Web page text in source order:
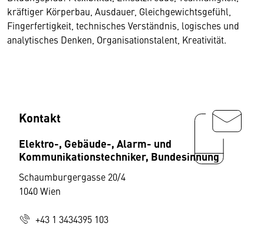
kräftiger Körperbau, Ausdauer, Gleichgewichtsgefühl,
Fingerfertigkeit, technisches Verständnis, logisches und
analytisches Denken, Organisationstalent, Kreativität.
Kontakt
Elektro-, Gebäude-, Alarm- und
Kommunikationstechniker, Bundesinnung
Schaumburgergasse 20/4
1040 Wien
+43 1 3434395 103